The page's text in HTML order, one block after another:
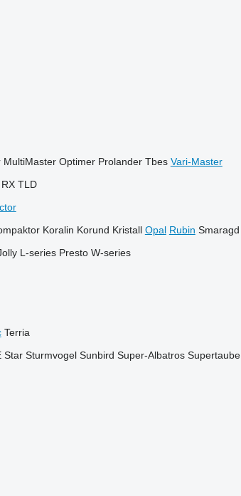
MultiMaster Optimer Prolander Tbes Vari-Master
RX TLD
Koralin Korund Kristall Opal Rubin Smaragd
L-series Presto W-series
Terria
Star Sturmvogel Sunbird Super-Albatros Supertaube